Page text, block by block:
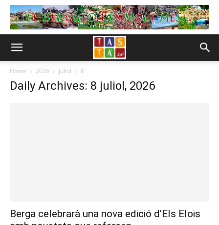
Home 2026 juliol 8
Daily Archives: 8 juliol, 2026
Berga celebrarà una nova edició d’Els Elois